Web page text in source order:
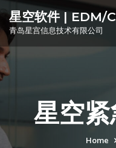
星空软件 | EDM/
青岛星宫信息技术有限公司
星空
Home